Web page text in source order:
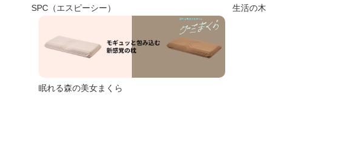
SPC（エスピーシー） 生活の木
眠れる森の美女まくら